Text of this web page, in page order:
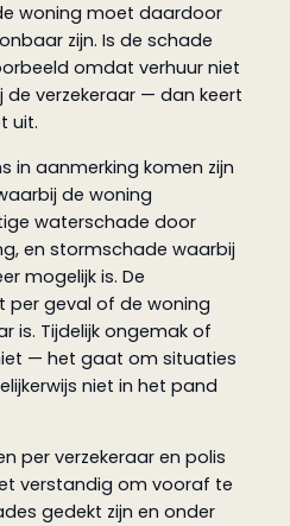
woning moet daardoor
zijn. Is de schade
omdat verhuur niet
verzekeraar — dan keert
uit.
in aanmerking komen zijn
de woning
waterschade door
en stormschade waarbij
mogelijk is. De
per geval of de woning
is. Tijdelijk ongemak of
— het gaat om situaties
niet in het pand
per verzekeraar en polis
verstandig om vooraf te
gedekt zijn en onder